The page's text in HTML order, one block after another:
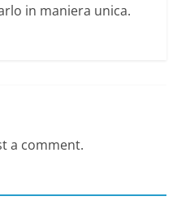
in maniera unica.
a comment.